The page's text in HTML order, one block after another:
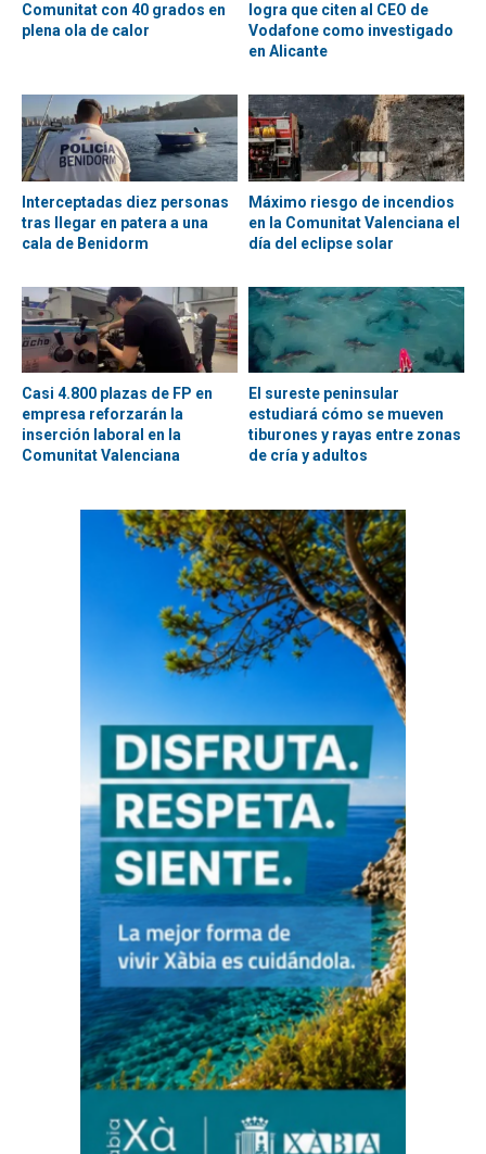
Comunitat con 40 grados en
plena ola de calor
logra que citen al CEO de
Vodafone como investigado
en Alicante
Interceptadas diez personas
tras llegar en patera a una
cala de Benidorm
Máximo riesgo de incendios
en la Comunitat Valenciana el
día del eclipse solar
Casi 4.800 plazas de FP en
empresa reforzarán la
inserción laboral en la
Comunitat Valenciana
El sureste peninsular
estudiará cómo se mueven
tiburones y rayas entre zonas
de cría y adultos